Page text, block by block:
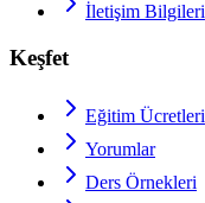
İletişim Bilgileri
Keşfet
Eğitim Ücretleri
Yorumlar
Ders Örnekleri